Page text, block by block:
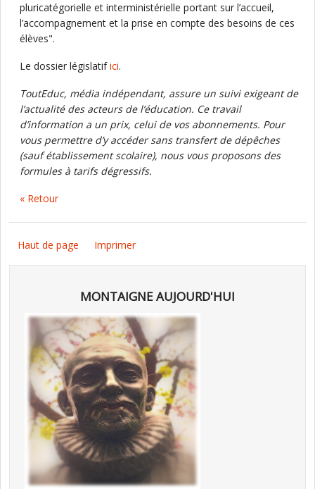
pluricatégorielle et interministérielle portant sur l’accueil,
l’accompagnement et la prise en compte des besoins de ces
élèves".
Le dossier législatifici.
ToutEduc, média indépendant, assure un suivi exigeant de
l’actualité des acteurs de l’éducation. Ce travail
d’information a un prix, celui de vos abonnements. Pour
vous permettre d’y accéder sans transfert de dépêches
(sauf établissement scolaire), nous vous proposons des
formules à tarifs dégressifs.
« Retour
Haut de page Imprimer
MONTAIGNE AUJOURD'HUI